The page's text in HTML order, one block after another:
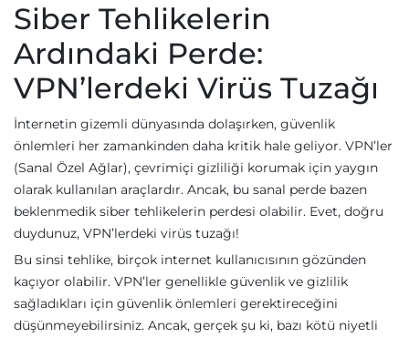
Siber Tehlikelerin
Ardındaki Perde:
VPN’lerdeki Virüs Tuzağı
İnternetin gizemli dünyasında dolaşırken, güvenlik
önlemleri her zamankinden daha kritik hale geliyor. VPN’ler
(Sanal Özel Ağlar), çevrimiçi gizliliği korumak için yaygın
olarak kullanılan araçlardır. Ancak, bu sanal perde bazen
beklenmedik siber tehlikelerin perdesi olabilir. Evet, doğru
duydunuz, VPN’lerdeki virüs tuzağı!
Bu sinsi tehlike, birçok internet kullanıcısının gözünden
kaçıyor olabilir. VPN’ler genellikle güvenlik ve gizlilik
sağladıkları için güvenlik önlemleri gerektireceğini
düşünmeyebilirsiniz. Ancak, gerçek şu ki, bazı kötü niyetli